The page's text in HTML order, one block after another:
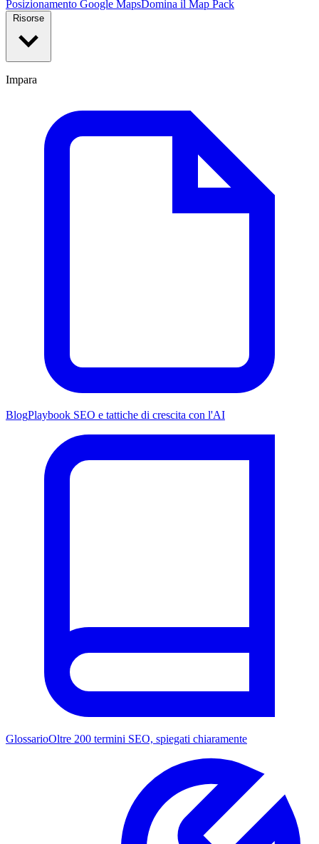
Posizionamento Google MapsDomina il Map Pack
Impara
BlogPlaybook SEO e tattiche di crescita con l'AI
GlossarioOltre 200 termini SEO, spiegati chiaramente